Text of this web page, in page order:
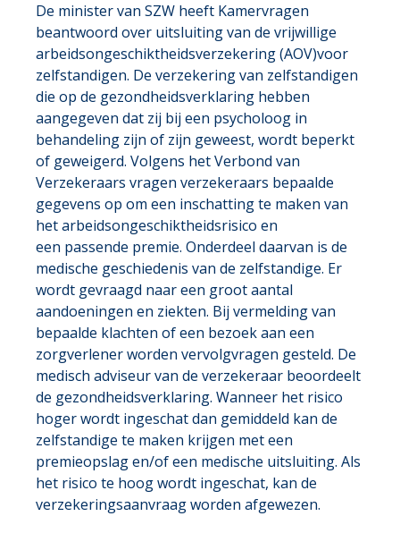
De minister van SZW heeft Kamervragen
beantwoord over uitsluiting van de vrijwillige
arbeidsongeschiktheidsverzekering (AOV)voor
zelfstandigen. De verzekering van zelfstandigen
die op de gezondheidsverklaring hebben
aangegeven dat zij bij een psycholoog in
behandeling zijn of zijn geweest, wordt beperkt
of geweigerd. Volgens het Verbond van
Verzekeraars vragen verzekeraars bepaalde
gegevens op om een inschatting te maken van
het arbeidsongeschiktheidsrisico en
een passende premie. Onderdeel daarvan is de
medische geschiedenis van de zelfstandige. Er
wordt gevraagd naar een groot aantal
aandoeningen en ziekten. Bij vermelding van
bepaalde klachten of een bezoek aan een
zorgverlener worden vervolgvragen gesteld. De
medisch adviseur van de verzekeraar beoordeelt
de gezondheidsverklaring. Wanneer het risico
hoger wordt ingeschat dan gemiddeld kan de
zelfstandige te maken krijgen met een
premieopslag en/of een medische uitsluiting. Als
het risico te hoog wordt ingeschat, kan de
verzekeringsaanvraag worden afgewezen.